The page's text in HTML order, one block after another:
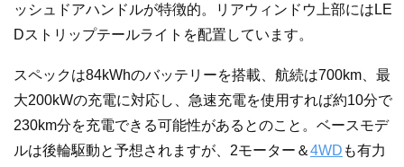
ッシュドアハンドルが特徴的。リアウィンドウ上部にはLE
Dストリップテールライトを配置しています。
スペックは84kWhのバッテリーを搭載、航続は700km、最
大200kWの充電に対応し、急速充電を使用すれば約10分で
230km分を充電できる可能性があるとのこと。ベースモデ
ルは後輪駆動と予想されますが、2モーター＆4WD も有力